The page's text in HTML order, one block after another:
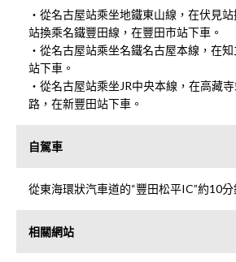
・從名古屋站乘坐地鐵東山線，在伏見
站換乘名鐵豐田線，在豐田市站下車。
・從名古屋站乘坐名鐵名古屋本線，在
站下車。
・從名古屋站乘坐JR中央本線，在高藏
路，在新豐田站下車。
自駕車
從東海環狀汽車道的“豐田松平IC”約10分
相關網站